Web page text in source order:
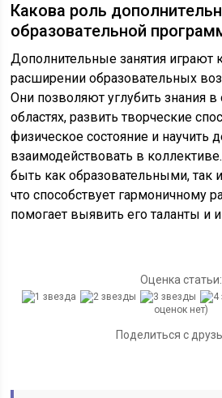
Какова роль
образовательной
Дополнительные занятия
расширении образовательных
Они позволяют углубить знания
областях, развить творческие
физическое состояние и научить
взаимодействовать в
быть как образовательными, так
что способствует гармоничному
помогает выявить его таланты и
Оценка статьи:
оценок нет)
Поделиться с